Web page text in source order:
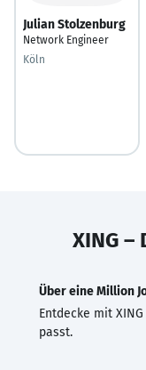
Julian Stolzenburg
Network Engineer
Köln
XING –
Über eine Million
Entdecke mit
passt.